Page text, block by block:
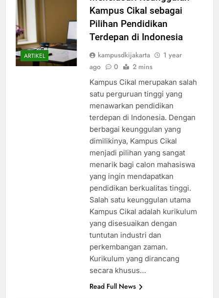
ARTIKEL
Menelusuri Keunggulan
Kampus Cikal sebagai
Pilihan Pendidikan
Terdepan di Indonesia
kampusdkijakarta
Kampus Cikal merupakan salah
satu perguruan tinggi yang
menawarkan pendidikan
terdepan di Indonesia. Dengan
berbagai keunggulan yang
dimilikinya, Kampus Cikal
menjadi pilihan yang sangat
menarik bagi calon mahasiswa
yang ingin mendapatkan
pendidikan berkualitas tinggi.
Salah satu keunggulan utama
Kampus Cikal adalah kurikulum
yang disesuaikan dengan
tuntutan industri dan
perkembangan zaman.
Kurikulum yang dirancang